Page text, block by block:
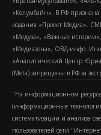
«Колумбайн». В РФ признана
издания «Проект Медиа».
«Медуза», «Важные
«Медиазона», ОВД-инфо.
«Аналитический Центр Юрия
(Metа) запрещены в РФ за
"На информационном
(информационные
систематизации и анализа
пользователей сети